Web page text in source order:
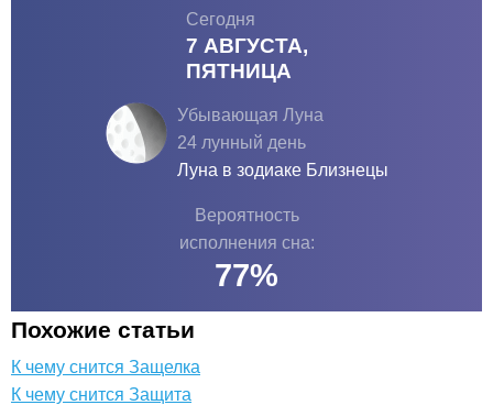
Сегодня
7 АВГУСТА,
ПЯТНИЦА
Убывающая Луна
24 лунный день
Луна в зодиаке Близнецы
Вероятность
исполнения сна:
77%
Похожие статьи
К чему снится Защелка
К чему снится Защита